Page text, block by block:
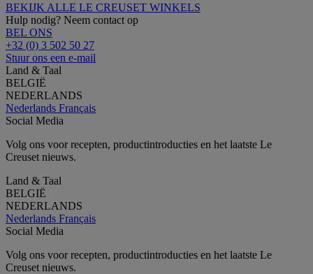
BEKIJK ALLE LE CREUSET WINKELS
Hulp nodig? Neem contact op
BEL ONS
+32 (0) 3 502 50 27
Stuur ons een e-mail
Land & Taal
BELGIË
NEDERLANDS
Nederlands Français
Social Media
Volg ons voor recepten, productintroducties en het laatste Le
Creuset nieuws.
Land & Taal
BELGIË
NEDERLANDS
Nederlands Français
Social Media
Volg ons voor recepten, productintroducties en het laatste Le
Creuset nieuws.